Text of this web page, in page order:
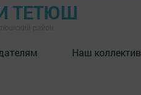
ТЕТЮШ
Наш коллектив